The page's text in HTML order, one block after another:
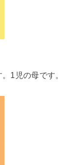
1児の母です。